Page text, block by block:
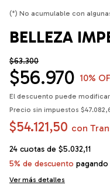
(*) No acumulable con
BELLEZA
$63.300
$56.970 10%
El descuento puede
Precio sin impuestos
$54.121,50 con
24 cuotas de $5.032,11
5% de descuento
Ver más detalles